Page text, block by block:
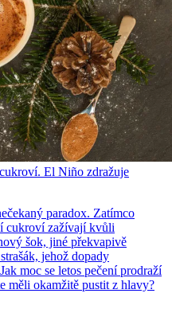
El Niño zdražuje
paradox. Zatímco
cukroví zažívají kvůli
šok, jiné překvapivě
jehož dopady
moc se letos pečení prodraží
měli okamžitě pustit z hlavy?